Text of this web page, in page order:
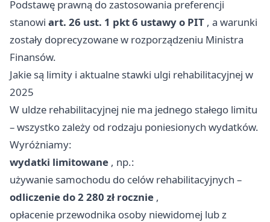
Podstawę prawną do zastosowania preferencji
stanowi art. 26 ust. 1 pkt 6 ustawy o PIT , a warunki
zostały doprecyzowane w rozporządzeniu Ministra
Finansów.
Jakie są limity i aktualne stawki ulgi rehabilitacyjnej w
2025
W uldze rehabilitacyjnej nie ma jednego stałego limitu
– wszystko zależy od rodzaju poniesionych wydatków.
Wyróżniamy:
wydatki limitowane , np.:
używanie samochodu do celów rehabilitacyjnych –
odliczenie do 2 280 zł rocznie ,
opłacenie przewodnika osoby niewidomej lub z